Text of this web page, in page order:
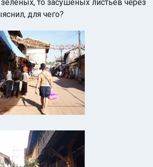
то засушеных листьев через
для чего?